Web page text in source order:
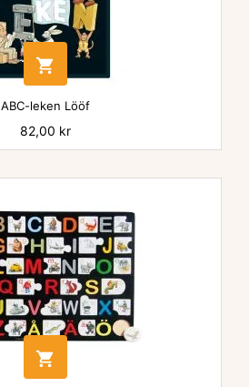

ABC-leken Lööf
Pris
82,00 kr
